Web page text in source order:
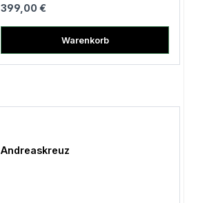
Regulärer Preis:
399,00 €
Warenkorb
Andreaskreuz